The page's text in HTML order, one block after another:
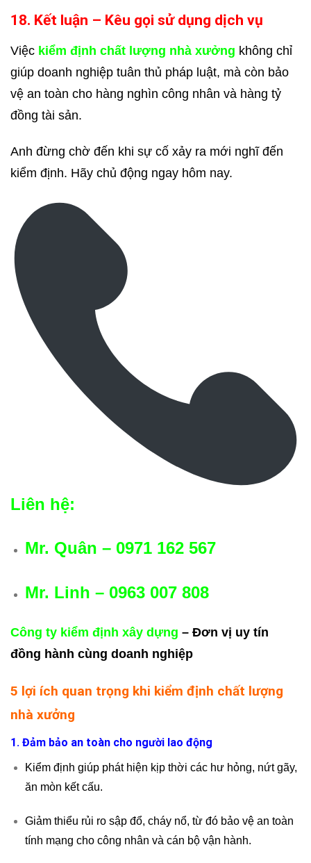
18. Kết luận – Kêu gọi sử dụng dịch vụ
Việc kiểm định chất lượng nhà xưởng không chỉ
giúp doanh nghiệp tuân thủ pháp luật, mà còn bảo
vệ an toàn cho hàng nghìn công nhân và hàng tỷ
đồng tài sản.
Anh đừng chờ đến khi sự cố xảy ra mới nghĩ đến
kiểm định. Hãy chủ động ngay hôm nay.
Liên hệ:
Mr. Quân – 0971 162 567
Mr. Linh – 0963 007 808
Công ty kiểm định xây dựng – Đơn vị uy tín
đồng hành cùng doanh nghiệp
5 lợi ích quan trọng khi kiểm định chất lượng
nhà xưởng
1. Đảm bảo an toàn cho người lao động
Kiểm định giúp phát hiện kịp thời các hư hỏng, nứt gãy,
ăn mòn kết cấu.
Giảm thiểu rủi ro sập đổ, cháy nổ, từ đó bảo vệ an toàn
tính mạng cho công nhân và cán bộ vận hành.